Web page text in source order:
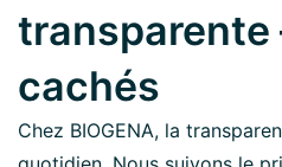
transparente
cachés
Chez BIOGENA, la